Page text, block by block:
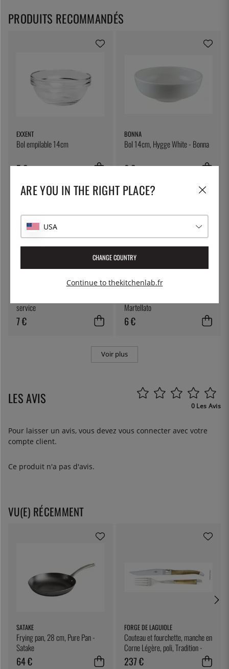
EXXENT
Bol empilable 14cm
5 €
BONNA
Bol 14cm, Hygge White - Bonna
6 €
service
7 €
MARTELLATO
Martellato
6 €
Voir plus
PRODUITS RECOMMANDÉS
LES AVIS 0 Les Avis
Pour laisser un avis, vous devez vous connecter avec votre
compte client.
Ce produit n'a pas d'avis.
VU(E) RÉCEMMENT
SATAKE
Frying pan, 28 cm, Pure Pan -
Satake
64 €
FORGE DE LAGUIOLE
Couteau et fourchette, manche en
Corne Légère, poli, Tradition -
Forge de Laguiole
237 €
ARE YOU IN THE RIGHT PLACE?
USA
CHANGE COUNTRY
Continue to thekitchenlab.fr